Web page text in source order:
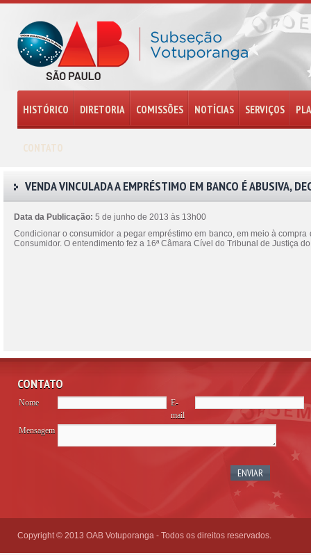
HISTÓRICO DIRETORIA COMISSÕES NOTÍCIAS SERVIÇOS
CONTATO
VENDA VINCULADA A EMPRÉSTIMO EM BANCO É ABUSIVA,
Data da Publicação: 5 de junho de 2013 às 13h00
Condicionar o consumidor a pegar empréstimo em banco, em meio à
Consumidor. O entendimento fez a 16ª Câmara Cível do Tribunal de Justiça
CONTATO
Nome
E-
mail
Mensagem
Copyright © 2013 OAB Votuporanga - Todos os direitos reservados.